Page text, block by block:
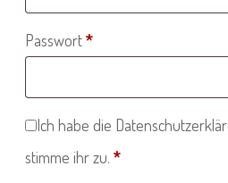
Passwort*Erforderlich
Ich habe die
stimme ihr zu. *